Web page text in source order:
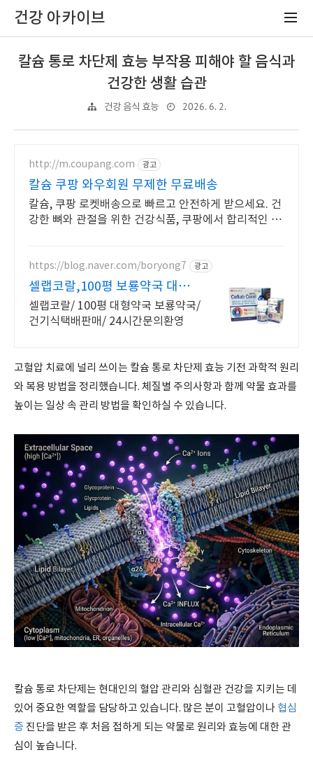
건강 아카이브
칼슘 통로 차단제 효능 부작용 피해야 할 음식과
건강한 생활 습관
건강 음식 효능 2026. 6. 2.
http://m.coupang.com 광고
칼슘 쿠팡 와우회원 무제한 무료배송
칼슘, 쿠팡 로켓배송으로 빠르고 안전하게 받으세요. 건
강한 뼈와 관절을 위한 건강식품, 쿠팡에서 합리적인 가
https://blog.naver.com/boryong7 광고
셀랩코랄,100평 보룡약국 대형
약국/태릉입구,육사 근처
셀랩코랄/ 100평 대형약국 보룡약국/
건기식택배판매/ 24시간문의환영
고혈압 치료에 널리 쓰이는 칼슘 통로 차단제 효능 기전 과학적 원리
와 복용 방법을 정리했습니다. 체질별 주의사항과 함께 약물 효과를
높이는 일상 속 관리 방법을 확인하실 수 있습니다.
칼슘 통로 차단제는 현대인의 혈압 관리와 심혈관 건강을 지키는 데
있어 중요한 역할을 담당하고 있습니다. 많은 분이 고혈압이나 협심
증 진단을 받은 후 처음 접하게 되는 약물로 원리와 효능에 대한 관
심이 높습니다.